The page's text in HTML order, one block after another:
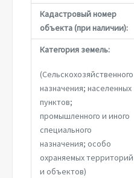
Кадастровый номер
объекта (при наличии):
Категория земель:
(Сельскохозяйственного
назначения; населенных
пунктов;
промышленного и иного
специального
назначения; особо
охраняемых территорий
и объектов)